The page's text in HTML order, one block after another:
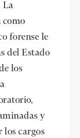
La
como
forense le
del Estado
los
y
los cargos